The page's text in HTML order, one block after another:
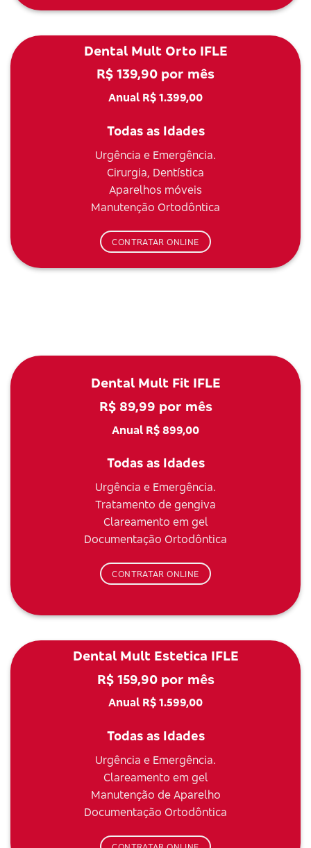
Dental Mult Orto IFLE
R$ 139,90 por mês
Anual R$ 1.399,00
Todas as Idades
Urgência e Emergência.
Cirurgia, Dentística
Aparelhos móveis
Manutenção Ortodôntica
CONTRATAR ONLINE
Dental Mult Fit IFLE
R$ 89,99 por mês
Anual R$ 899,00
Todas as Idades
Urgência e Emergência.
Tratamento de gengiva
Clareamento em gel
Documentação Ortodôntica
CONTRATAR ONLINE
Dental Mult Estetica IFLE
R$ 159,90 por mês
Anual R$ 1.599,00
Todas as Idades
Urgência e Emergência.
Clareamento em gel
Manutenção de Aparelho
Documentação Ortodôntica